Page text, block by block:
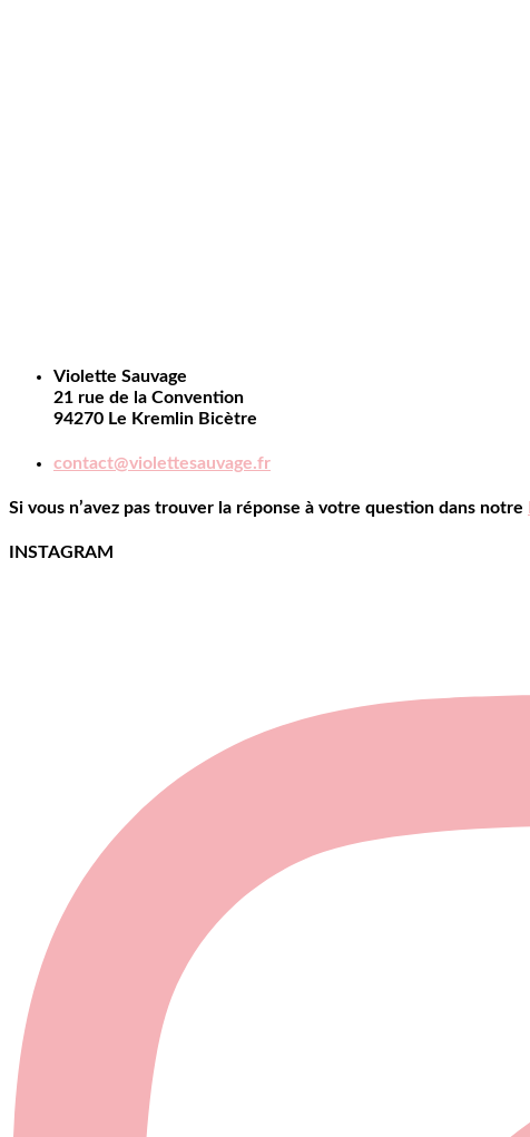
Violette Sauvage
21 rue de la Convention
94270 Le Kremlin Bicètre
contact@violettesauvage.fr
Si vous n’avez pas trouver la réponse à votre question dans notre
INSTAGRAM